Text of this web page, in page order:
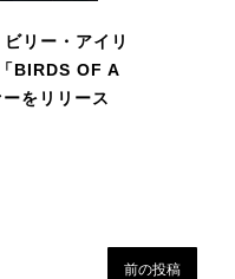
リー・アイリ
BIRDS OF A
をリリース
前の投稿